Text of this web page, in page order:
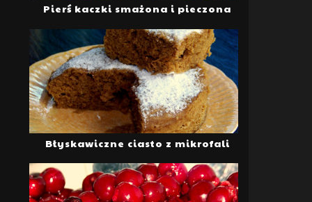
Pierś kaczki smażona i pieczona
Błyskawiczne ciasto z mikrofali